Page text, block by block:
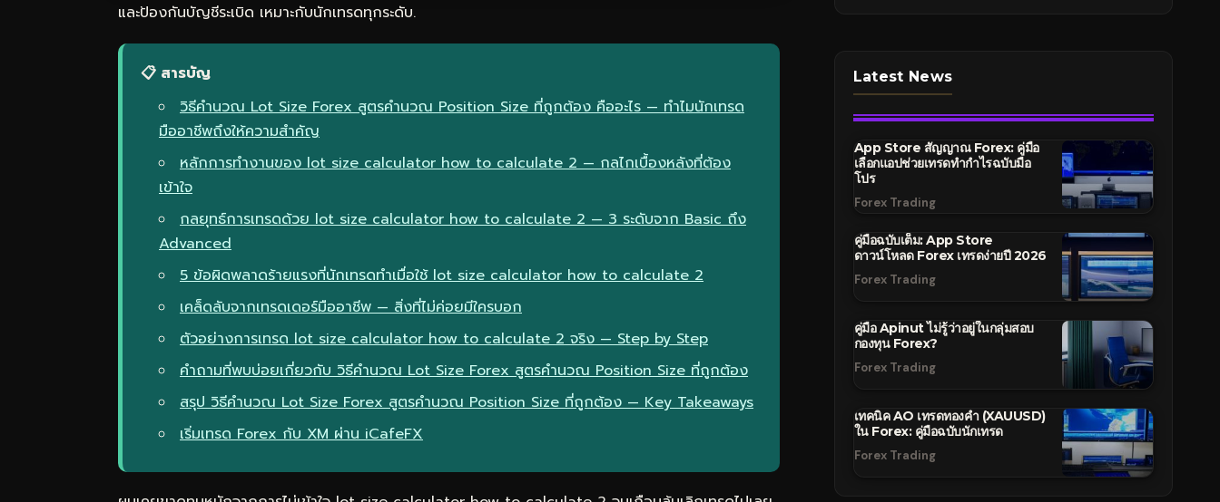
และป้องกันบัญชีระเบิด เหมาะกับนักเทรดทุกระดับ.
📋 สารบัญ
วิธีคำนวณ Lot Size Forex สูตรคำนวณ Position Size ที่ถูกต้อง คืออะไร — ทำไมนักเทรด
มืออาชีพถึงให้ความสำคัญ
หลักการทำงานของ lot size calculator how to calculate 2 — กลไกเบื้องหลังที่ต้อง
เข้าใจ
กลยุทธ์การเทรดด้วย lot size calculator how to calculate 2 — 3 ระดับจาก Basic ถึง
Advanced
5 ข้อผิดพลาดร้ายแรงที่นักเทรดทำเมื่อใช้ lot size calculator how to calculate 2
เคล็ดลับจากเทรดเดอร์มืออาชีพ — สิ่งที่ไม่ค่อยมีใครบอก
ตัวอย่างการเทรด lot size calculator how to calculate 2 จริง — Step by Step
คำถามที่พบบ่อยเกี่ยวกับ วิธีคำนวณ Lot Size Forex สูตรคำนวณ Position Size ที่ถูกต้อง
สรุป วิธีคำนวณ Lot Size Forex สูตรคำนวณ Position Size ที่ถูกต้อง — Key Takeaways
เริ่มเทรด Forex กับ XM ผ่าน iCafeFX
Latest News
App Store สัญญาณ Forex: คู่มือ
เลือกแอปช่วยเทรดทำกำไรฉบับมือ
โปร
Forex Trading
คู่มือฉบับเต็ม: App Store
ดาวน์โหลด Forex เทรดง่ายปี 2026
Forex Trading
คู่มือ Apinut ไม่รู้ว่าอยู่ในกลุ่มสอบ
กองทุน Forex?
Forex Trading
เทคนิค AO เทรดทองคำ (XAUUSD)
ใน Forex: คู่มือฉบับนักเทรด
Forex Trading